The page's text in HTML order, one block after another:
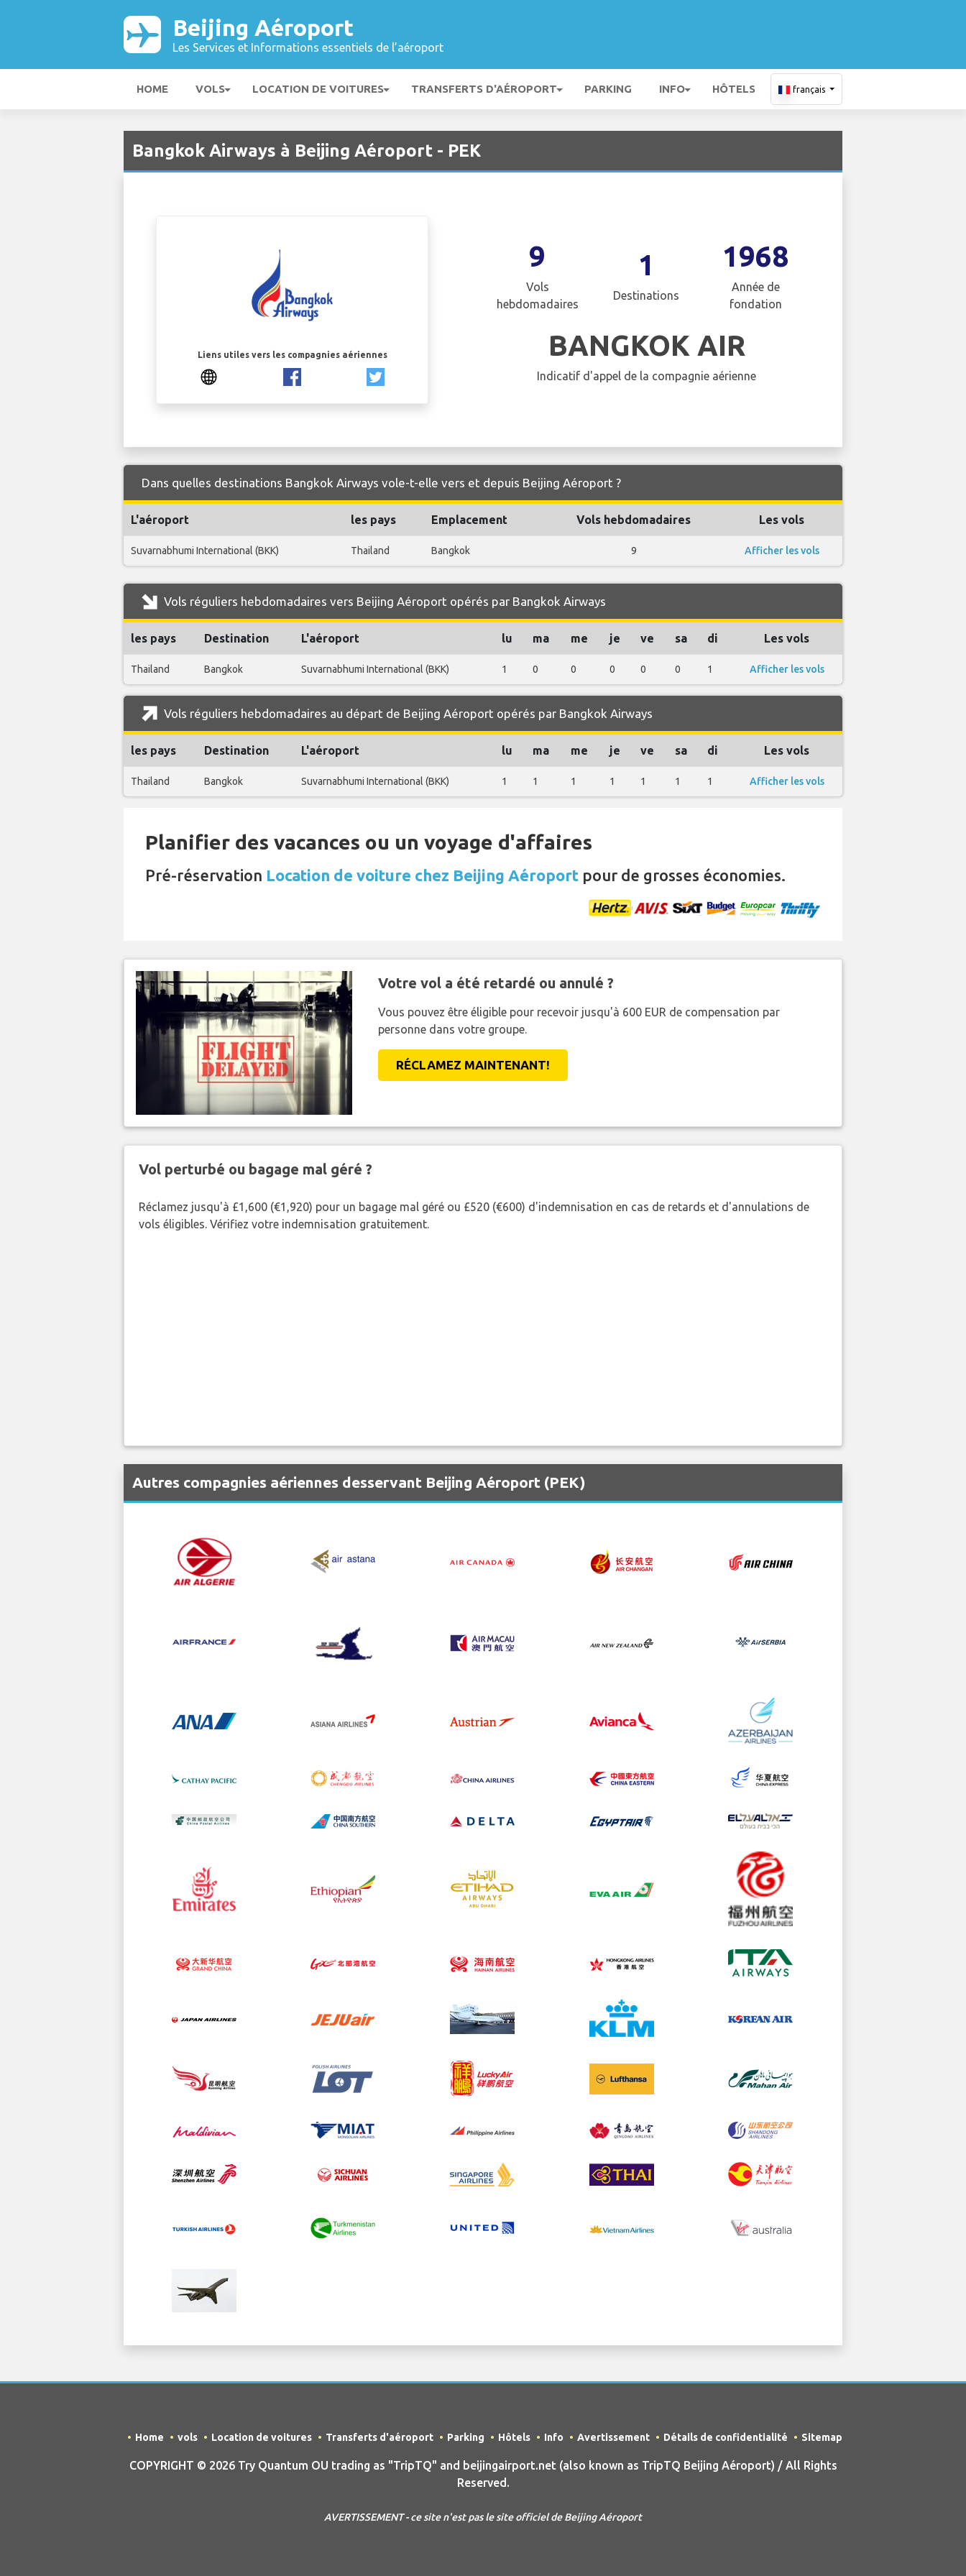
Beijing Aéroport
Les Services et Informations essentiels de l’aéroport
HOME VOLS LOCATION DE VOITURES TRANSFERTS D'AÉROPORT PARKING INFO HÔTELS français
Bangkok Airways à Beijing Aéroport - PEK
Liens utiles vers les compagnies aériennes
9
Vols
hebdomadaires
1
Destinations
1968
Année de
fondation
BANGKOK AIR
Indicatif d'appel de la compagnie aérienne
Dans quelles destinations Bangkok Airways vole-t-elle vers et depuis Beijing Aéroport ?
L'aéroport les pays Emplacement Vols hebdomadaires Les vols
Suvarnabhumi International (BKK) Thailand Bangkok 9 Afficher les vols
Vols réguliers hebdomadaires vers Beijing Aéroport opérés par Bangkok Airways
les pays Destination L'aéroport lu ma me je ve sa di Les vols
Thailand Bangkok Suvarnabhumi International (BKK) 1 0 0 0 0 0 1 Afficher les vols
Vols réguliers hebdomadaires au départ de Beijing Aéroport opérés par Bangkok Airways
les pays Destination L'aéroport lu ma me je ve sa di Les vols
Thailand Bangkok Suvarnabhumi International (BKK) 1 1 1 1 1 1 1 Afficher les vols
Planifier des vacances ou un voyage d'affaires
Pré-réservation Location de voiture chez Beijing Aéroport pour de grosses économies.
Votre vol a été retardé ou annulé ?
Vous pouvez être éligible pour recevoir jusqu'à 600 EUR de compensation par
personne dans votre groupe.
RÉCLAMEZ MAINTENANT!
Vol perturbé ou bagage mal géré ?
Réclamez jusqu'à £1,600 (€1,920) pour un bagage mal géré ou £520 (€600) d'indemnisation en cas de retards et d'annulations de
vols éligibles. Vérifiez votre indemnisation gratuitement.
Autres compagnies aériennes desservant Beijing Aéroport (PEK)
Home vols Location de voitures Transferts d'aéroport Parking Hôtels Info Avertissement Détails de confidentialité Sitemap
COPYRIGHT © 2026 Try Quantum OU trading as "TripTQ" and beijingairport.net (also known as TripTQ Beijing Aéroport) / All Rights
Reserved.
AVERTISSEMENT - ce site n'est pas le site officiel de Beijing Aéroport